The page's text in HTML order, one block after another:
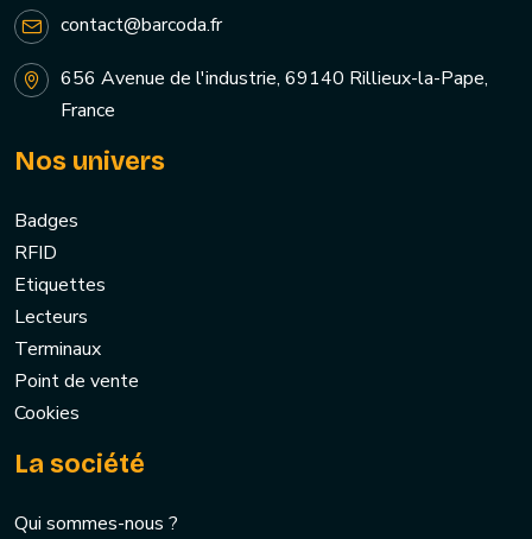
contact@barcoda.fr
656 Avenue de l'industrie, 69140 Rillieux-la-Pape,
France
Nos univers
Badges
RFID
Etiquettes
Lecteurs
Terminaux
Point de vente
Cookies
La société
Qui sommes-nous ?